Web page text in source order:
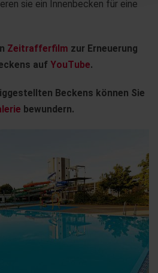
sie ein Innenbecken für eine
Zeitrafferfilm zur Erneuerung
auf YouTube.
Beckens können Sie
bewundern.